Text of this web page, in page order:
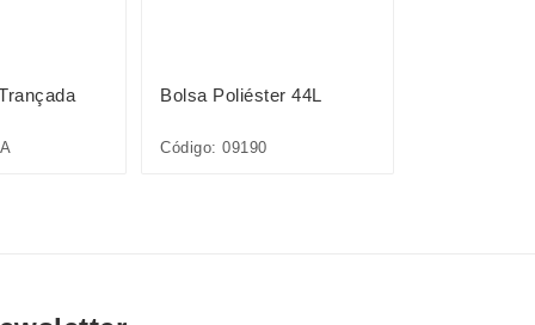
Bolsa Poliéster 44L
Código: 09190